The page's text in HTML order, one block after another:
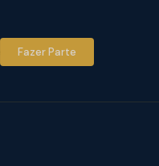
Fazer Parte